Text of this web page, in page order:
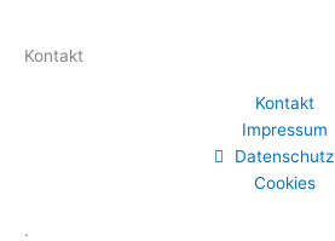
Kontakt
Kontakt
Impressum
Datenschutz
Cookies
.